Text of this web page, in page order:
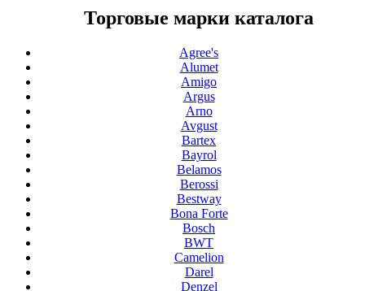
Торговые марки каталога
Agree's
Alumet
Amigo
Argus
Arno
Avgust
Bartex
Bayrol
Belamos
Berossi
Bestway
Bona Forte
Bosch
BWT
Camelion
Darel
Denzel